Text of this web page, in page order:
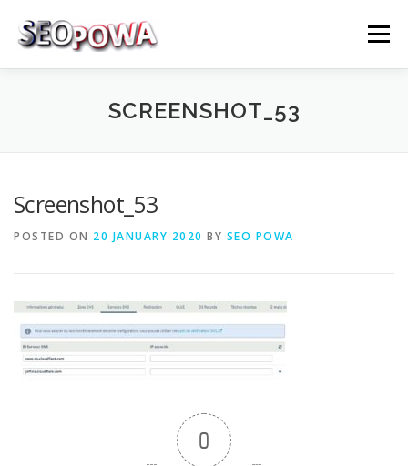
Menu
RÉFÉRENCEMENT MARKETING
SCREENSHOT_53
Screenshot_53
POSTED ON 20 JANUARY 2020 BY SEO POWA
0